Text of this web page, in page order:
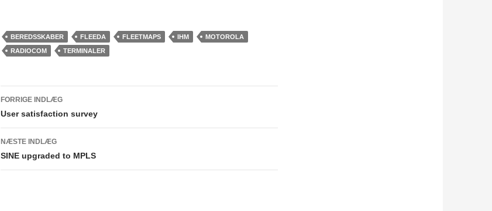
BEREDSSKABER FLEEDA FLEETMAPS IHM
MOTOROLA
RADIOCOM
TERMINALER
Indlægsnavigation
FORRIGE INDLÆG
User satisfaction survey
NÆSTE INDLÆG
SINE upgraded to MPLS